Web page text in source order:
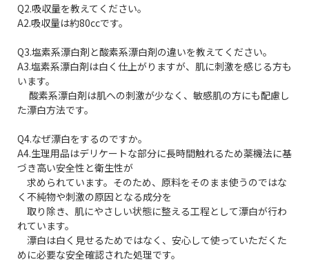
Q2.吸収量を教えてください。
A2.吸収量は約80ccです。
Q3.塩素系漂白剤と酸素系漂白剤の違いを教えてください。
A3.塩素系漂白剤は白く仕上がりますが、肌に刺激を感じる方も
います。
酸素系漂白剤は肌への刺激が少なく、敏感肌の方にも配慮し
た漂白方法です。
Q4.なぜ漂白をするのですか。
A4.生理用品はデリケートな部分に長時間触れるため薬機法に基
づき高い安全性と衛生性が
求められています。そのため、原料をそのまま使うのではな
く不純物や刺激の原因となる成分を
取り除き、肌にやさしい状態に整える工程として漂白が行わ
れています。
漂白は白く見せるためではなく、安心して使っていただくた
めに必要な安全確認された処理です。